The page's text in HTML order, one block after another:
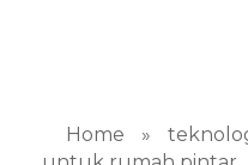
Home »